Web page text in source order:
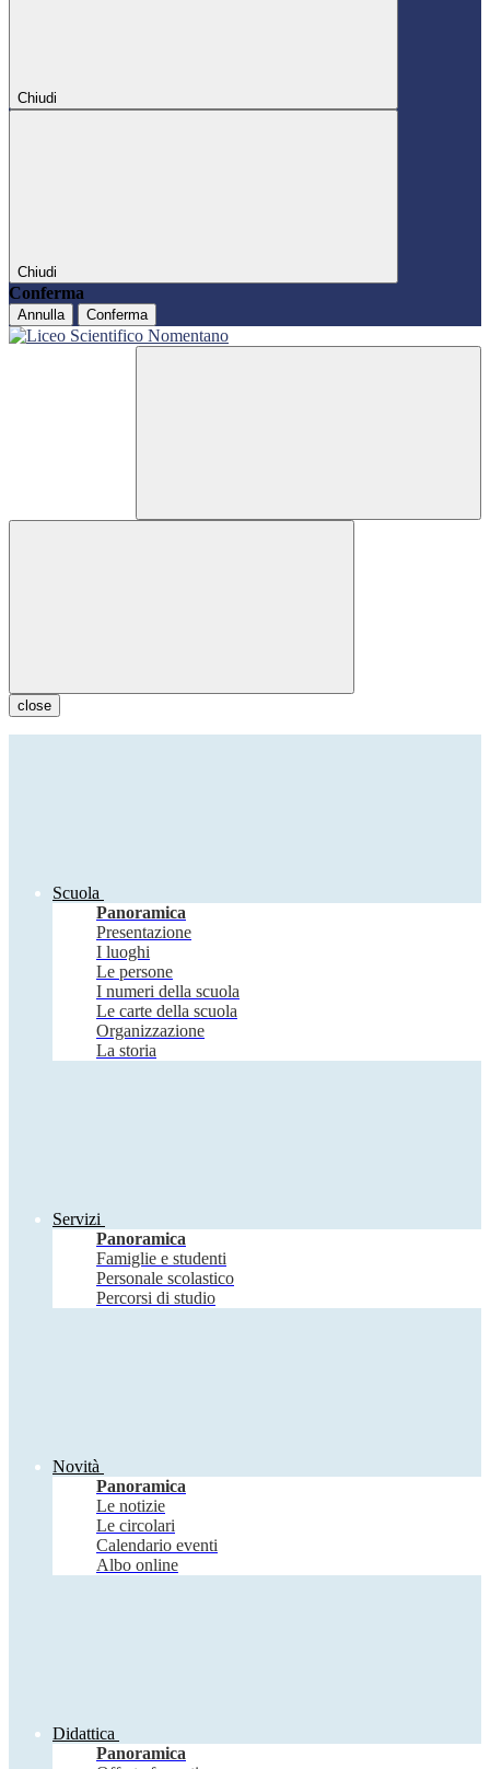
Chiudi
Chiudi
Conferma
Annulla Conferma
close
Scuola
Panoramica
Presentazione
I luoghi
Le persone
I numeri della scuola
Le carte della scuola
Organizzazione
La storia
Servizi
Panoramica
Famiglie e studenti
Personale scolastico
Percorsi di studio
Novità
Panoramica
Le notizie
Le circolari
Calendario eventi
Albo online
Didattica
Panoramica